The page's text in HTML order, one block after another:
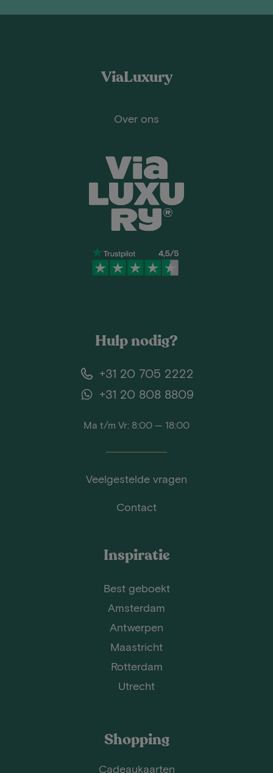
ViaLuxury
Over ons
Hulp nodig?
+31 20 705 2222
+31 20 808 8809
Ma t/m Vr: 8:00 — 18:00
Veelgestelde vragen
Contact
Inspiratie
Best geboekt
Amsterdam
Antwerpen
Maastricht
Rotterdam
Utrecht
Shopping
Cadeaukaarten